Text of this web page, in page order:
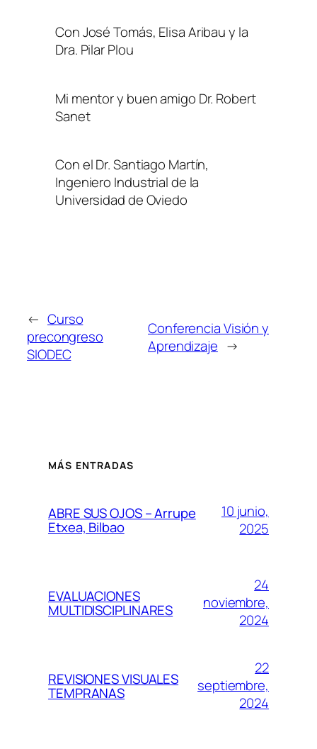
Con José Tomás, Elisa Aribau y la
Dra. Pilar Plou
Mi mentor y buen amigo Dr. Robert
Sanet
Con el Dr. Santiago Martín,
Ingeniero Industrial de la
Universidad de Oviedo
← Curso
precongreso
SIODEC
Conferencia Visión y
Aprendizaje →
MÁS ENTRADAS
ABRE SUS OJOS – Arrupe
Etxea, Bilbao
10 junio,
2025
EVALUACIONES
MULTIDISCIPLINARES
24
noviembre,
2024
REVISIONES VISUALES
TEMPRANAS
22
septiembre,
2024